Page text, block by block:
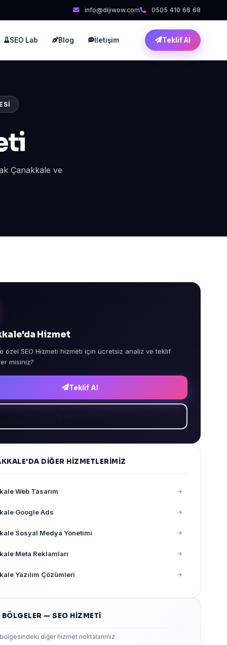
info@dijiwow.com 0505 410 68 68
SEO Lab Blog İletişim Teklif Al
Çanakkale ve
Hizmet
özel SEO Hizmeti hizmeti için ücretsiz analiz ve teklif
misiniz?
Teklif Al
DIĞER HIZMETLERIMIZ
Web Tasarım
Google Ads
Sosyal Medya Yönetimi
Meta Reklamları
Yazılım Çözümleri
BÖLGELER — SEO HIZMETI
diğer hizmet noktalarımız: